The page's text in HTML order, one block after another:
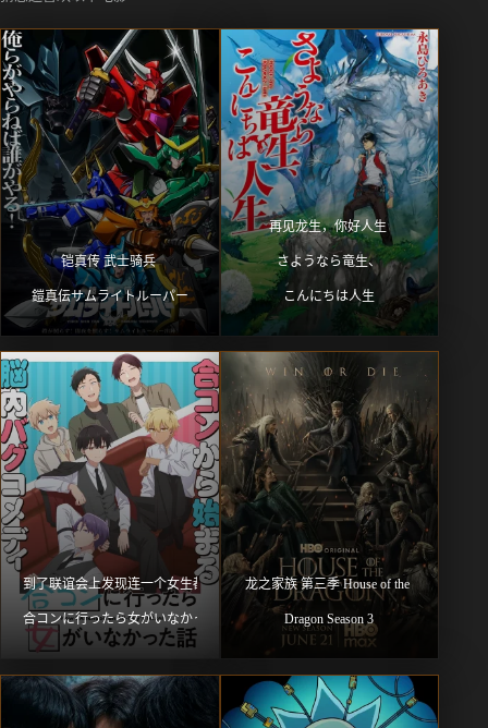
铠真传 武士骑兵
鎧真伝サムライトルーパー
再见龙生，你好人生
さようなら竜生、
こんにちは人生
到了联谊会上发现连一个女生都没有
合コンに行ったら女がいなかった話
龙之家族 第三季 House of the
Dragon Season 3